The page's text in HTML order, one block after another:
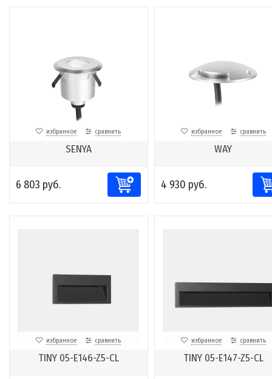
избранное сравнить
SENYA
6 803 руб.
избранное сравнить
WAY
4 930 руб.
избранное сравнить
TINY 05-E146-Z5-CL
избранное сравнить
TINY 05-E147-Z5-CL